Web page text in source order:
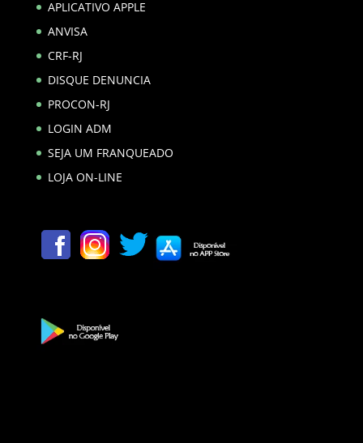
APLICATIVO APPLE
ANVISA
CRF-RJ
DISQUE DENUNCIA
PROCON-RJ
LOGIN ADM
SEJA UM FRANQUEADO
LOJA ON-LINE